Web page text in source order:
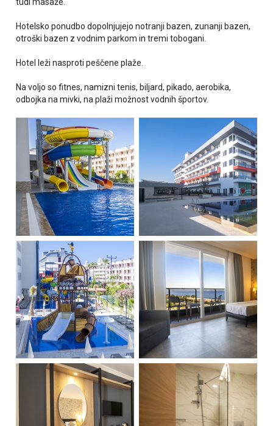
Hotelsko ponudbo dopolnjujejo notranji bazen, zunanji bazen,
otroški bazen z vodnim parkom in tremi tobogani.
Hotel ležinasproti peščene plaže.
Na voljo so fitnes, namizni tenis, biljard, pikado, aerobika,
odbojka na mivki, na plaži možnost vodnih športov.